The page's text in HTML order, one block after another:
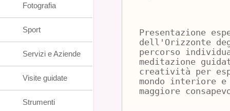
Presentazione
dell'Orizzonte
percorso
meditazione
creatività per
mondo interiore
maggiore
Fotografia
Sport
Servizi e Aziende
Visite guidate
Strumenti